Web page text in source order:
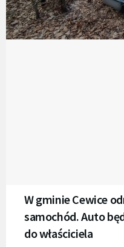
W gminie Cewice
samochód. Auto
do właściciela